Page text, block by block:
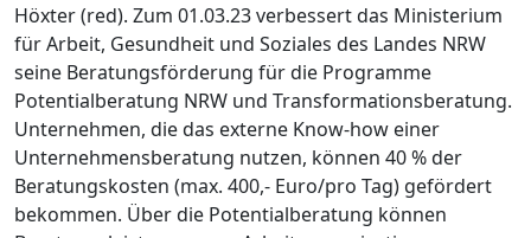
Höxter (red). Zum 01.03.23 verbessert das Ministerium
für Arbeit, Gesundheit und Soziales des Landes NRW
seine Beratungsförderung für die Programme
Potentialberatung NRW und Transformationsberatung.
Unternehmen, die das externe Know-how einer
Unternehmensberatung nutzen, können 40 % der
Beratungskosten (max. 400,- Euro/pro Tag) gefördert
bekommen. Über die Potentialberatung können